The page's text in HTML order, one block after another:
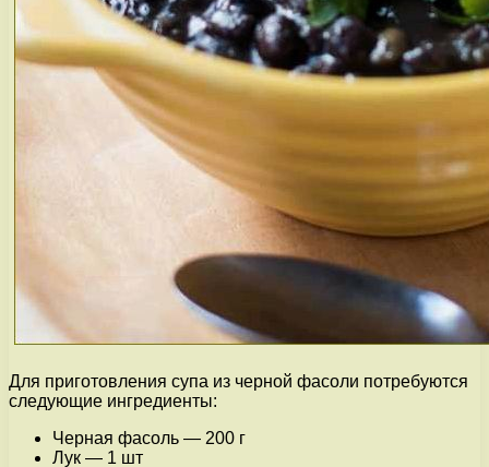
Для приготовления супа из черной фасоли потребуются
следующие ингредиенты:
Черная фасоль — 200 г
Лук — 1 шт